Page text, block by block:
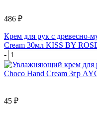
486 ₽
Крем для рук с древесно-
Cream 30мл KISS BY
-
45 ₽